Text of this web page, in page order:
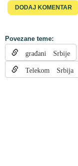
Povezane teme:
građani Srbije
Telekom Srbija